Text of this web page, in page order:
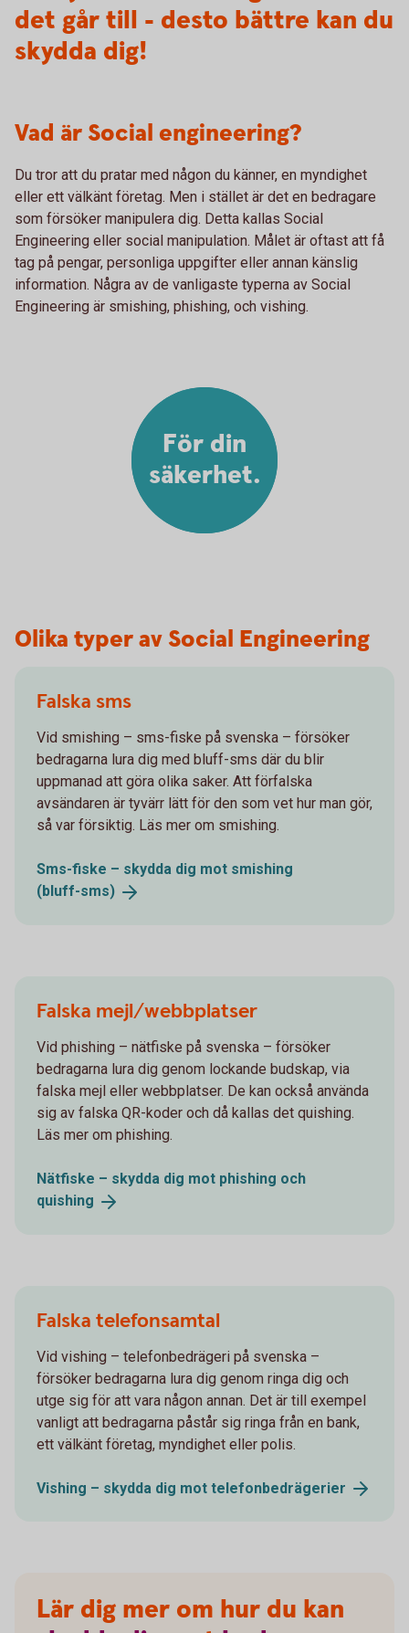
det går till - desto bättre kan du
skydda dig!
Vad är Social engineering?
Du tror att du pratar med någon du känner, en myndighet
eller ett välkänt företag. Men i stället är det en bedragare
som försöker manipulera dig. Detta kallas Social
Engineering eller social manipulation. Målet är oftast att få
tag på pengar, personliga uppgifter eller annan känslig
information. Några av de vanligaste typerna av Social
Engineering är smishing, phishing, och vishing.
För din
säkerhet.
Olika typer av Social Engineering
Falska sms
Vid smishing – sms-fiske på svenska – försöker
bedragarna lura dig med bluff-sms där du blir
uppmanad att göra olika saker. Att förfalska
avsändaren är tyvärr lätt för den som vet hur man gör,
så var försiktig. Läs mer om smishing.
Sms-fiske – skydda dig mot smishing
(bluff-sms)
Falska mejl/webbplatser
Vid phishing – nätfiske på svenska – försöker
bedragarna lura dig genom lockande budskap, via
falska mejl eller webbplatser. De kan också använda
sig av falska QR-koder och då kallas det quishing.
Läs mer om phishing.
Nätfiske – skydda dig mot phishing och
quishing
Falska telefonsamtal
Vid vishing – telefonbedrägeri på svenska –
försöker bedragarna lura dig genom ringa dig och
utge sig för att vara någon annan. Det är till exempel
vanligt att bedragarna påstår sig ringa från en bank,
ett välkänt företag, myndighet eller polis.
Vishing – skydda dig mot telefonbedrägerier
Lär dig mer om hur du kan